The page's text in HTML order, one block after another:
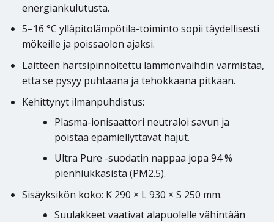
energiankulutusta.
5–16 °C ylläpitolämpötila-toiminto sopii täydellisesti
mökeille ja poissaolon ajaksi.
Laitteen hartsipinnoitettu lämmönvaihdin varmistaa,
että se pysyy puhtaana ja tehokkaana pitkään.
Kehittynyt ilmanpuhdistus:
Plasma-ionisaattori neutraloi savun ja
poistaa epämiellyttävät hajut.
Ultra Pure -suodatin nappaa jopa 94 %
pienhiukkasista (PM2.5).
Sisäyksikön koko: K 290 × L 930 × S 250 mm.
Suulakkeet vaativat alapuolelle vähintään